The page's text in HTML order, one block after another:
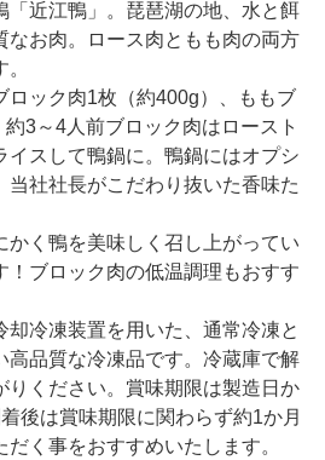
「近江鴨」。琵琶湖の地、水と餌
なお肉。ロース肉ともも肉の両方
ロック肉1枚（約400g）、ももブ
3～4人前ブロック肉はロースト
イスして鴨鍋に。鴨鍋にはオプシ
当社社長がこだわり抜いた香味た
かく鴨を美味しく召し上がってい
！ブロック肉の低温調理もおすす
却冷凍装置を用いた、通常冷凍と
高品質な冷凍品です。冷蔵庫で解
りください。賞味期限は製造日か
後は賞味期限に関わらず約1か月
く事をおすすめいたします。